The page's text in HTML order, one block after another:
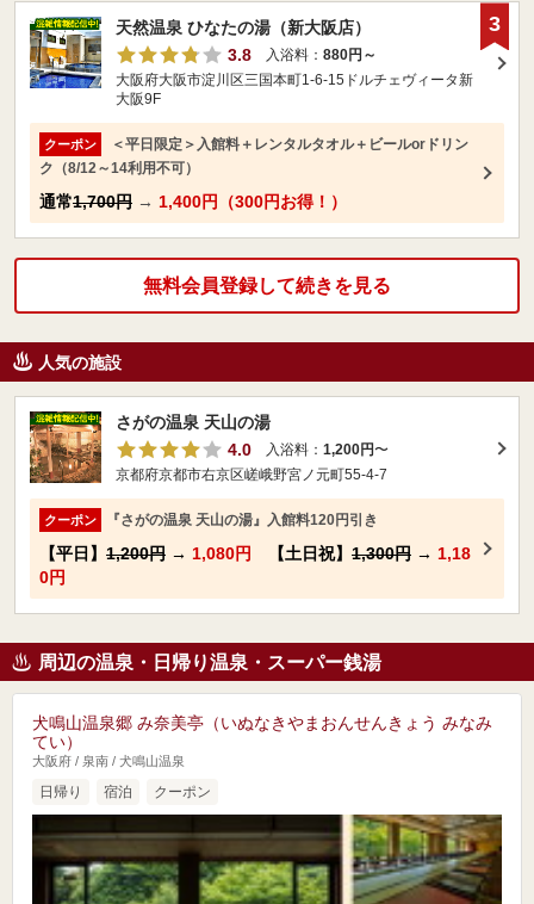
天然温泉 ひなたの湯（新大阪店）
3.8
入浴料： 880円～
大阪府大阪市淀川区三国本町1-6-15ドルチェヴィータ新
大阪9F
クーポン
＜平日限定＞入館料＋レンタルタオル＋ビールorドリン
ク（8/12～14利用不可）
通常1,700円 → 1,400円（300円お得！）
3
無料会員登録して続きを見る
人気の施設
さがの温泉 天山の湯
4.0
入浴料： 1,200円〜
京都府京都市右京区嵯峨野宮ノ元町55-4-7
クーポン 『さがの温泉 天山の湯』入館料120円引き
【平日】 1,200円 → 1,080円 【土日祝】 1,300円 → 1,18
0円
周辺の温泉・日帰り温泉・スーパー銭湯
犬鳴山温泉郷 み奈美亭（いぬなきやまおんせんきょう みなみ
てい）
大阪府 / 泉南 / 犬鳴山温泉
日帰り 宿泊 クーポン